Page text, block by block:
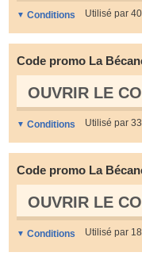
Conditions Utilisé par
Code promo La
OUVRIR LE
Conditions Utilisé par
Code promo La
OUVRIR LE
Conditions Utilisé par